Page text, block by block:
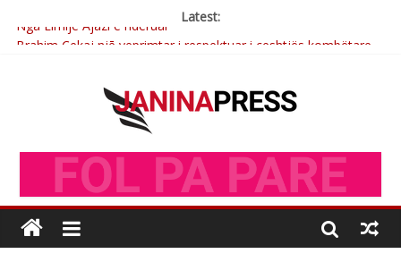
Latest:
Brahim Çekaj njē veprimtar i respektuar i çeshtjës kombëtare
Çlirimtari Agron Gërvalla me takime pune në atdhe të shoqerisë
Mimoza Gjoni artiste e mirëfilltë e këngës shqiptare